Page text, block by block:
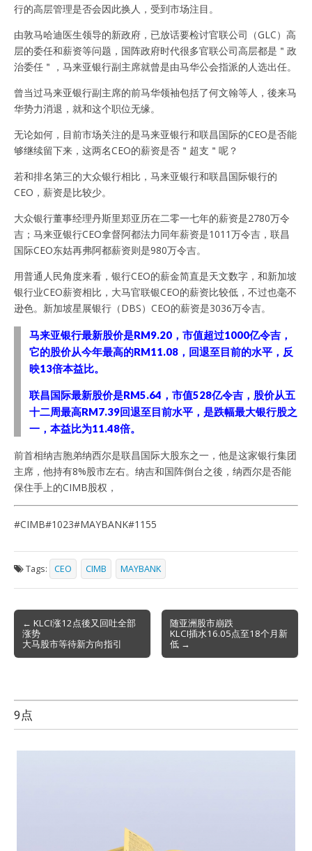
行的高层管理是否会因此换人，受到市场注目。
由敦马哈迪医生领导的新政府，已放话要检讨官联公司（GLC）高
层的委任和薪资等问题，国阵政府时代很多官联公司高层都是＂政
治委任＂，马来亚银行副主席就曾是由马华公会指派的人选出任。
曾当过马来亚银行副主席的前马华领袖包括了何文翰等人，後来马
华势力消退，就和这个职位无缘。
无论如何，目前市场关注的是马来亚银行和联昌国际的CEO是否能
够继续留下来，这两名CEO的薪资是否＂超支＂呢？
若和排名第三的大众银行相比，马来亚银行和联昌国际银行的
CEO，薪资是比较少。
大众银行董事经理丹斯里郑亚历在二零一七年的薪资是2780万令
吉；马来亚银行CEO拿督阿都法力同年薪资是1011万令吉，联昌
国际CEO东姑再弗阿都薪资则是980万令吉。
用普通人民角度来看，银行CEO的薪金简直是天文数字，和新加坡
银行业CEO薪资相比，大马官联银CEO的薪资比较低，不过也毫不
逊色。新加坡星展银行（DBS）CEO的薪资是3036万令吉。
马来亚银行最新股价是RM9.20，市值超过1000亿令吉，
它的股价从今年最高的RM11.08，回退至目前的水平，反
映13倍本益比。
联昌国际最新股价是RM5.64，市值528亿令吉，股价从五
十二周最高RM7.39回退至目前水平，是跌幅最大银行股之
一，本益比为11.48倍。
前首相纳吉胞弟纳西尔是联昌国际大股东之一，他是这家银行集团
主席，他持有8%股市左右。纳吉和国阵倒台之後，纳西尔是否能
保住手上的CIMB股权，
#CIMB#1023#MAYBANK#1155
Tags: CEO CIMB MAYBANK
Post
navigation
← KLCI涨12点後又回吐全部
涨势
大马股市等待新方向指引
随亚洲股市崩跌
KLCI插水16.05点至18个月新
低 →
9点